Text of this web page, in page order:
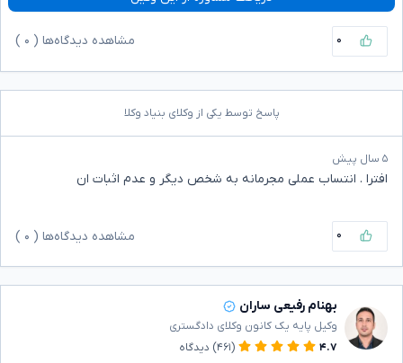
۰ مشاهده دیدگاه‌ها ( ۰
پاسخ توسط یکی از وکلای بنیاد وکلا
۵ سال پیش
افترا . انتساب عملی مجرمانه به شخص دیگر و عدم اثبات ان
۰ مشاهده دیدگاه‌ها ( ۰
بهنام رفیعی ساران
وکیل پایه یک کانون وکلای دادگستری
۴.۷
(۴۶۱) دیدگاه